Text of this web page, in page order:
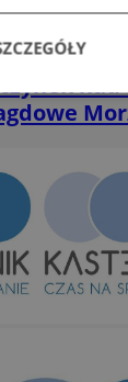
nad
cookie